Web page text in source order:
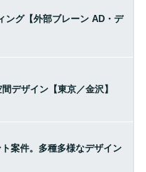
ング【外部ブレーン AD・デ
デザイン【東京／金沢】
案件。多種多様なデザイン